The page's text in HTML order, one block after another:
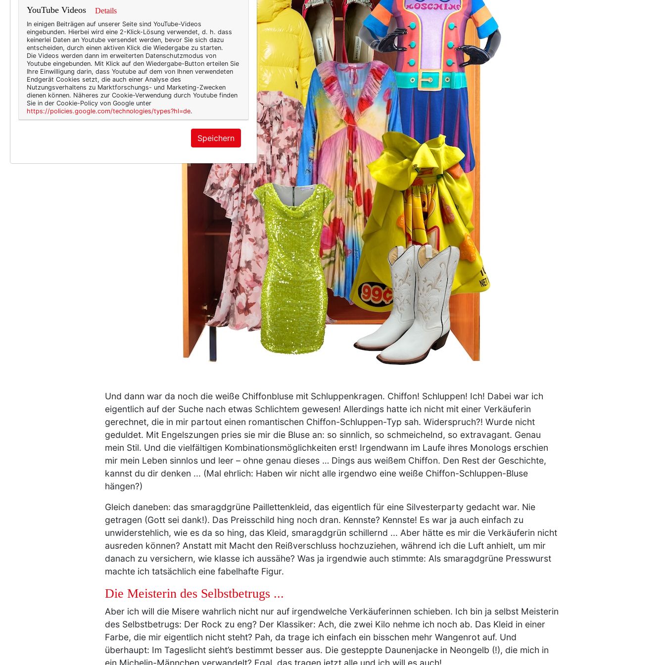
Und dann war da noch die weiße Chiffonbluse mit Schluppenkragen. Chiffon! Schluppen! Ich! Dabei war ich
eigentlich auf der Suche nach etwas Schlichtem gewesen! Allerdings hatte ich nicht mit einer Verkäuferin
gerechnet, die in mir partout einen romantischen Chiffon-Schluppen-Typ sah. Widerspruch?! Wurde nicht
geduldet. Mit Engelszungen pries sie mir die Bluse an: so sinnlich, so schmeichelnd, so extravagant. Genau
mein Stil. Und die vielfältigen Kombinationsmöglichkeiten erst! Irgendwann im Laufe ihres Monologs erschien
mir mein Leben sinnlos und leer – ohne genau dieses … Dings aus weißem Chiffon. Den Rest der Geschichte,
kannst du dir denken ... (Mal ehrlich: Haben wir nicht alle irgendwo eine weiße Chiffon-Schluppen-Bluse
hängen?)
Gleich daneben: das smaragdgrüne Paillettenkleid, das eigentlich für eine Silvesterparty gedacht war. Nie
getragen (Gott sei dank!). Das Preisschild hing noch dran. Kennste? Kennste! Es war ja auch einfach zu
unwiderstehlich, wie es da so hing, das Kleid, smaragdgrün schillernd ... Aber hätte es mir die Verkäuferin nicht
ausreden können? Anstatt mit Macht den Reißverschluss hochzuziehen, während ich die Luft anhielt, um mir
danach zu versichern, wie klasse ich aussähe? Was ja irgendwie auch stimmte: Als smaragdgrüne Presswurst
machte ich tatsächlich eine fabelhafte Figur.
Die Meisterin des Selbstbetrugs ...
Aber ich will die Misere wahrlich nicht nur auf irgendwelche Verkäuferinnen schieben. Ich bin ja selbst Meisterin
des Selbstbetrugs: Der Rock zu eng? Der Klassiker: Ach, die zwei Kilo nehme ich noch ab. Das Kleid in einer
Farbe, die mir eigentlich nicht steht? Pah, da trage ich einfach ein bisschen mehr Wangenrot auf. Und
überhaupt: Im Tageslicht sieht’s bestimmt besser aus. Die gesteppte Daunenjacke in Neongelb (!), die mich in
ein Michelin-Männchen verwandelt? Egal, das tragen jetzt alle und ich will es auch!
YouTube Videos Details
In einigen Beiträgen auf unserer Seite sind YouTube-Videos
eingebunden. Hierbei wird eine 2-Klick-Lösung verwendet, d. h. dass
keinerlei Daten an Youtube versendet werden, bevor Sie sich dazu
entscheiden, durch einen aktiven Klick die Wiedergabe zu starten.
Die Videos werden dann im erweiterten Datenschutzmodus von
Youtube eingebunden. Mit Klick auf den Wiedergabe-Button erteilen Sie
Ihre Einwilligung darin, dass Youtube auf dem von Ihnen verwendeten
Endgerät Cookies setzt, die auch einer Analyse des
Nutzungsverhaltens zu Marktforschungs- und Marketing-Zwecken
dienen können. Näheres zur Cookie-Verwendung durch Youtube finden
Sie in der Cookie-Policy von Google unter
https://policies.google.com/technologies/types?hl=de.
Speichern